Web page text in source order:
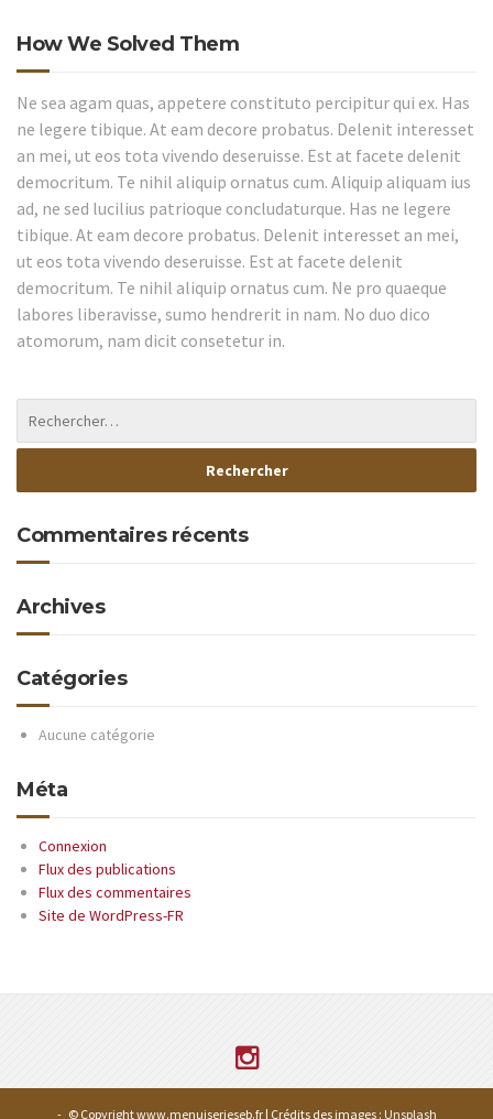
How We Solved Them
Ne sea agam quas, appetere constituto percipitur qui ex. Has
ne legere tibique. At eam decore probatus. Delenit interesset
an mei, ut eos tota vivendo deseruisse. Est at facete delenit
democritum. Te nihil aliquip ornatus cum. Aliquip aliquam ius
ad, ne sed lucilius patrioque concludaturque. Has ne legere
tibique. At eam decore probatus. Delenit interesset an mei,
ut eos tota vivendo deseruisse. Est at facete delenit
democritum. Te nihil aliquip ornatus cum. Ne pro quaeque
labores liberavisse, sumo hendrerit in nam. No duo dico
atomorum, nam dicit consetetur in.
Commentaires récents
Archives
Catégories
Aucune catégorie
Méta
Connexion
Flux des publications
Flux des commentaires
Site de WordPress-FR
- © Copyright www.menuiserieseb.fr | Crédits des images : Unsplash